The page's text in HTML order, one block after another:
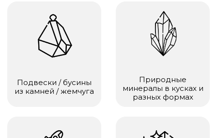
Подвески / бусины
из камней / жемчуга
Природные
минералы в кусках и
разных формах